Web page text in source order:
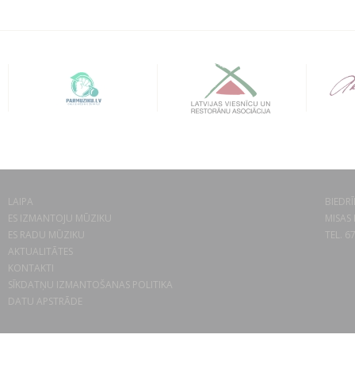
LAIPA
ES IZMANTOJU MŪZIKU
ES RADU MŪZIKU
AKTUALITĀTES
KONTAKTI
SĪKDATŅU IZMANTOŠANAS POLITIKA
DATU APSTRĀDE
TEL.